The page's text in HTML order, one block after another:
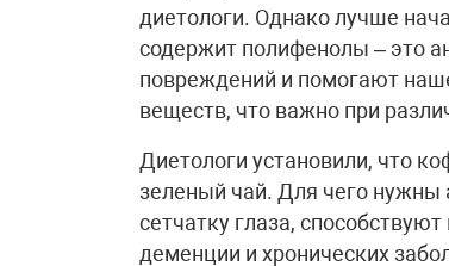
диетологи. Однако лучше
содержит полифенолы – это
повреждений и помогают
веществ, что важно при
Диетологи установили, что
зеленый чай. Для чего нужны
сетчатку глаза,
деменции и хронических